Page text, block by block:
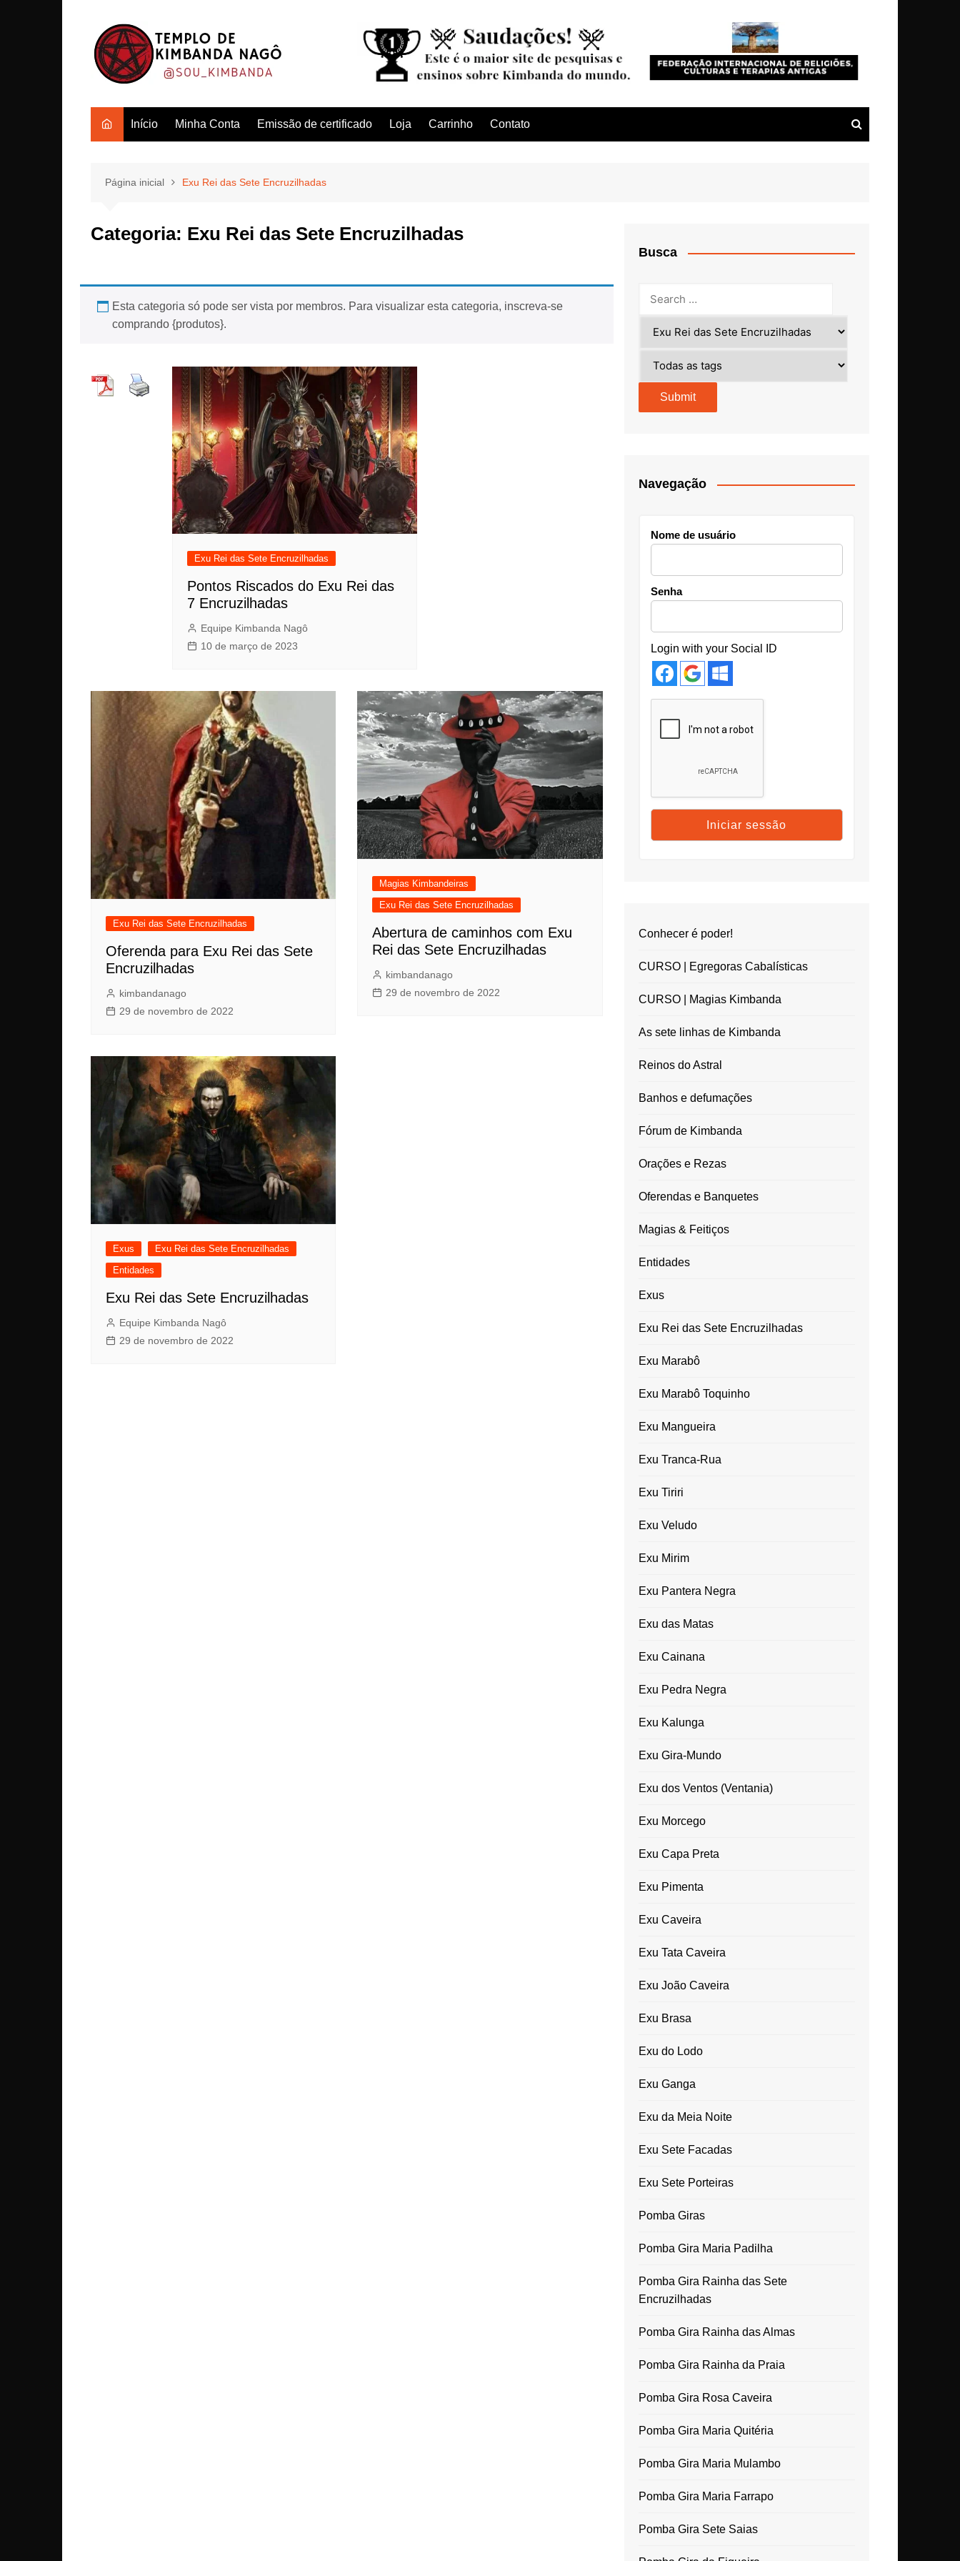
Início Minha Conta Emissão de certificado Loja Carrinho Contato
Página inicial Exu Rei das Sete Encruzilhadas
Categoria: Exu Rei das Sete Encruzilhadas
Esta categoria só pode ser vista por membros. Para visualizar esta categoria, inscreva-se
comprando {produtos}.
Exu Rei das Sete Encruzilhadas
Pontos Riscados do Exu Rei das
7 Encruzilhadas
Equipe Kimbanda Nagô
10 de março de 2023
Exu Rei das Sete Encruzilhadas
Oferenda para Exu Rei das Sete
Encruzilhadas
kimbandanago
29 de novembro de 2022
Magias Kimbandeiras
Exu Rei das Sete Encruzilhadas
Abertura de caminhos com Exu
Rei das Sete Encruzilhadas
kimbandanago
29 de novembro de 2022
Exus
Exu Rei das Sete Encruzilhadas
Entidades
Exu Rei das Sete Encruzilhadas
Equipe Kimbanda Nagô
29 de novembro de 2022
Busca
Navegação
Nome de usuário
Senha
Login with your Social ID
Conhecer é poder!
CURSO | Egregoras Cabalísticas
CURSO | Magias Kimbanda
As sete linhas de Kimbanda
Reinos do Astral
Banhos e defumações
Fórum de Kimbanda
Orações e Rezas
Oferendas e Banquetes
Magias & Feitiços
Entidades
Exus
Exu Rei das Sete Encruzilhadas
Exu Marabô
Exu Marabô Toquinho
Exu Mangueira
Exu Tranca-Rua
Exu Tiriri
Exu Veludo
Exu Mirim
Exu Pantera Negra
Exu das Matas
Exu Cainana
Exu Pedra Negra
Exu Kalunga
Exu Gira-Mundo
Exu dos Ventos (Ventania)
Exu Morcego
Exu Capa Preta
Exu Pimenta
Exu Caveira
Exu Tata Caveira
Exu João Caveira
Exu Brasa
Exu do Lodo
Exu Ganga
Exu da Meia Noite
Exu Sete Facadas
Exu Sete Porteiras
Pomba Giras
Pomba Gira Maria Padilha
Pomba Gira Rainha das Sete
Encruzilhadas
Pomba Gira Rainha das Almas
Pomba Gira Rainha da Praia
Pomba Gira Rosa Caveira
Pomba Gira Maria Quitéria
Pomba Gira Maria Mulambo
Pomba Gira Maria Farrapo
Pomba Gira Sete Saias